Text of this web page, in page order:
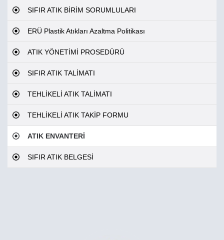
SIFIR ATIK BİRİM SORUMLULARI
ERÜ Plastik Atıkları Azaltma Politikası
ATIK YÖNETİMİ PROSEDÜRÜ
SIFIR ATIK TALİMATI
TEHLİKELİ ATIK TALİMATI
TEHLİKELİ ATIK TAKİP FORMU
ATIK ENVANTERİ
SIFIR ATIK BELGESİ